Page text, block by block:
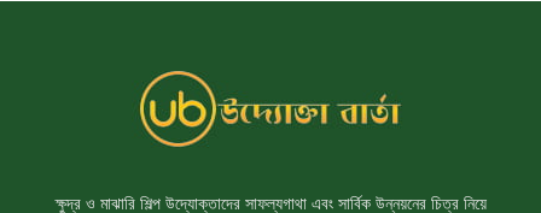
ক্ষুদ্র ও মাঝারি শিল্প উদ্যোক্তাদের সাফল্যগাথা এবং সার্বিক উন্নয়নের চিত্র নিয়ে